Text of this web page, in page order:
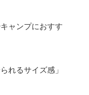
ャンプにおすす
れるサイズ感」